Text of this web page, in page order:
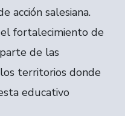
acción salesiana.
fortalecimiento de
de las
territorios donde
educativo